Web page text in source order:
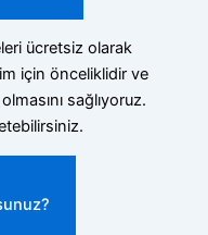
ücretsiz olarak
için önceliklidir ve
sağlıyoruz.